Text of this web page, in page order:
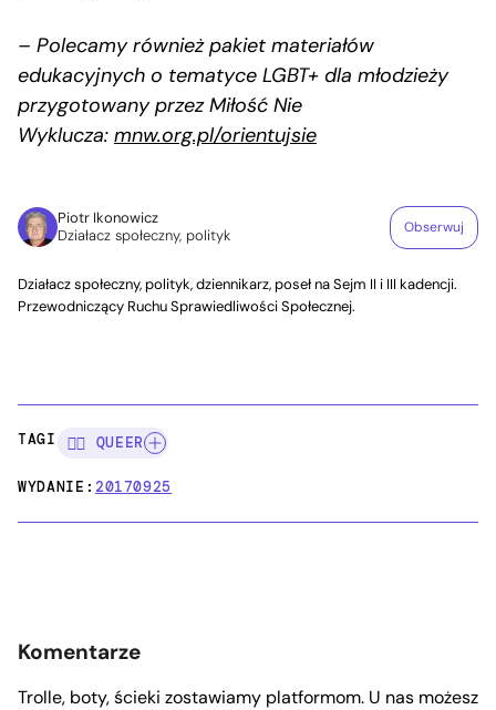
– Polecamy również pakiet materiałów
edukacyjnych o tematyce LGBT+ dla młodzieży
przygotowany przez Miłość Nie
Wyklucza: mnw.org.pl/orientujsie
Piotr Ikonowicz
Działacz społeczny, polityk
Obserwuj
Działacz społeczny, polityk, dziennikarz, poseł na Sejm II i III kadencji.
Przewodniczący Ruchu Sprawiedliwości Społecznej.
TAGI: 🏳️‍🌈 QUEER
WYDANIE:20170925
Komentarze
Trolle, boty, ścieki zostawiamy platformom. U nas możesz